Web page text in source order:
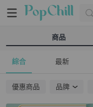
商品
綜合 最新
優惠商品 品牌